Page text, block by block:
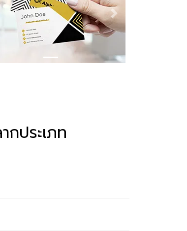
Next
ประเภท
นส่งไว ส่งช้ากว่ากำหนด ยินดีคืนเงิน